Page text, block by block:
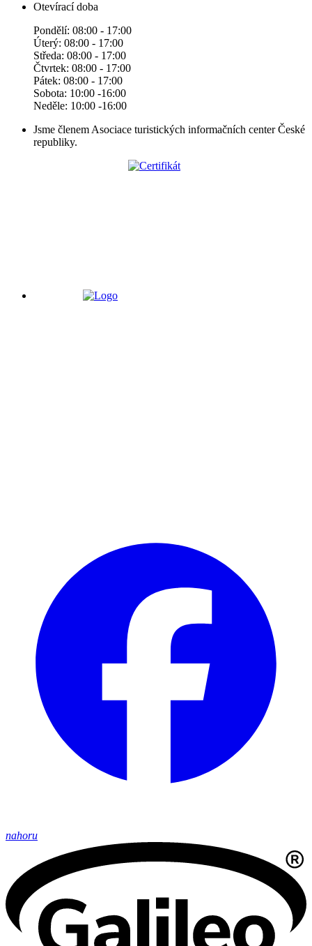
Otevírací doba
Pondělí: 08:00 - 17:00
Úterý: 08:00 - 17:00
Středa: 08:00 - 17:00
Čtvrtek: 08:00 - 17:00
Pátek: 08:00 - 17:00
Sobota: 10:00 -16:00
Neděle: 10:00 -16:00
Jsme členem Asociace turistických informačních center České
republiky.
nahoru